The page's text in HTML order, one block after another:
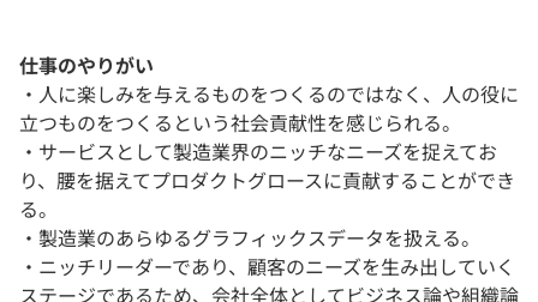
仕事のやりがい
・人に楽しみを与えるものをつくるのではなく、人の役に
立つものをつくるという社会貢献性を感じられる。
・サービスとして製造業界のニッチなニーズを捉えてお
り、腰を据えてプロダクトグロースに貢献することができ
る。
・製造業のあらゆるグラフィックスデータを扱える。
・ニッチリーダーであり、顧客のニーズを生み出していく
ステージであるため、会社全体としてビジネス論や組織論